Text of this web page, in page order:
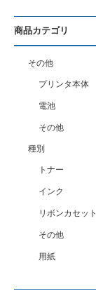
商品カテゴリ
その他
プリンタ本体
電池
その他
種別
トナー
インク
リボンカセット
その他
用紙